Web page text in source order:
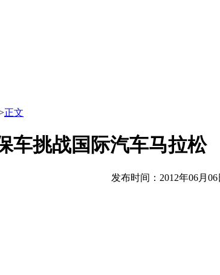
正文
车挑战国际汽车马拉松
发布时间：2012年06月06